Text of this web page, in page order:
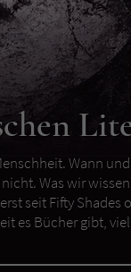
Wann
Was wir
seit Fifty Shades
es Bücher gibt,